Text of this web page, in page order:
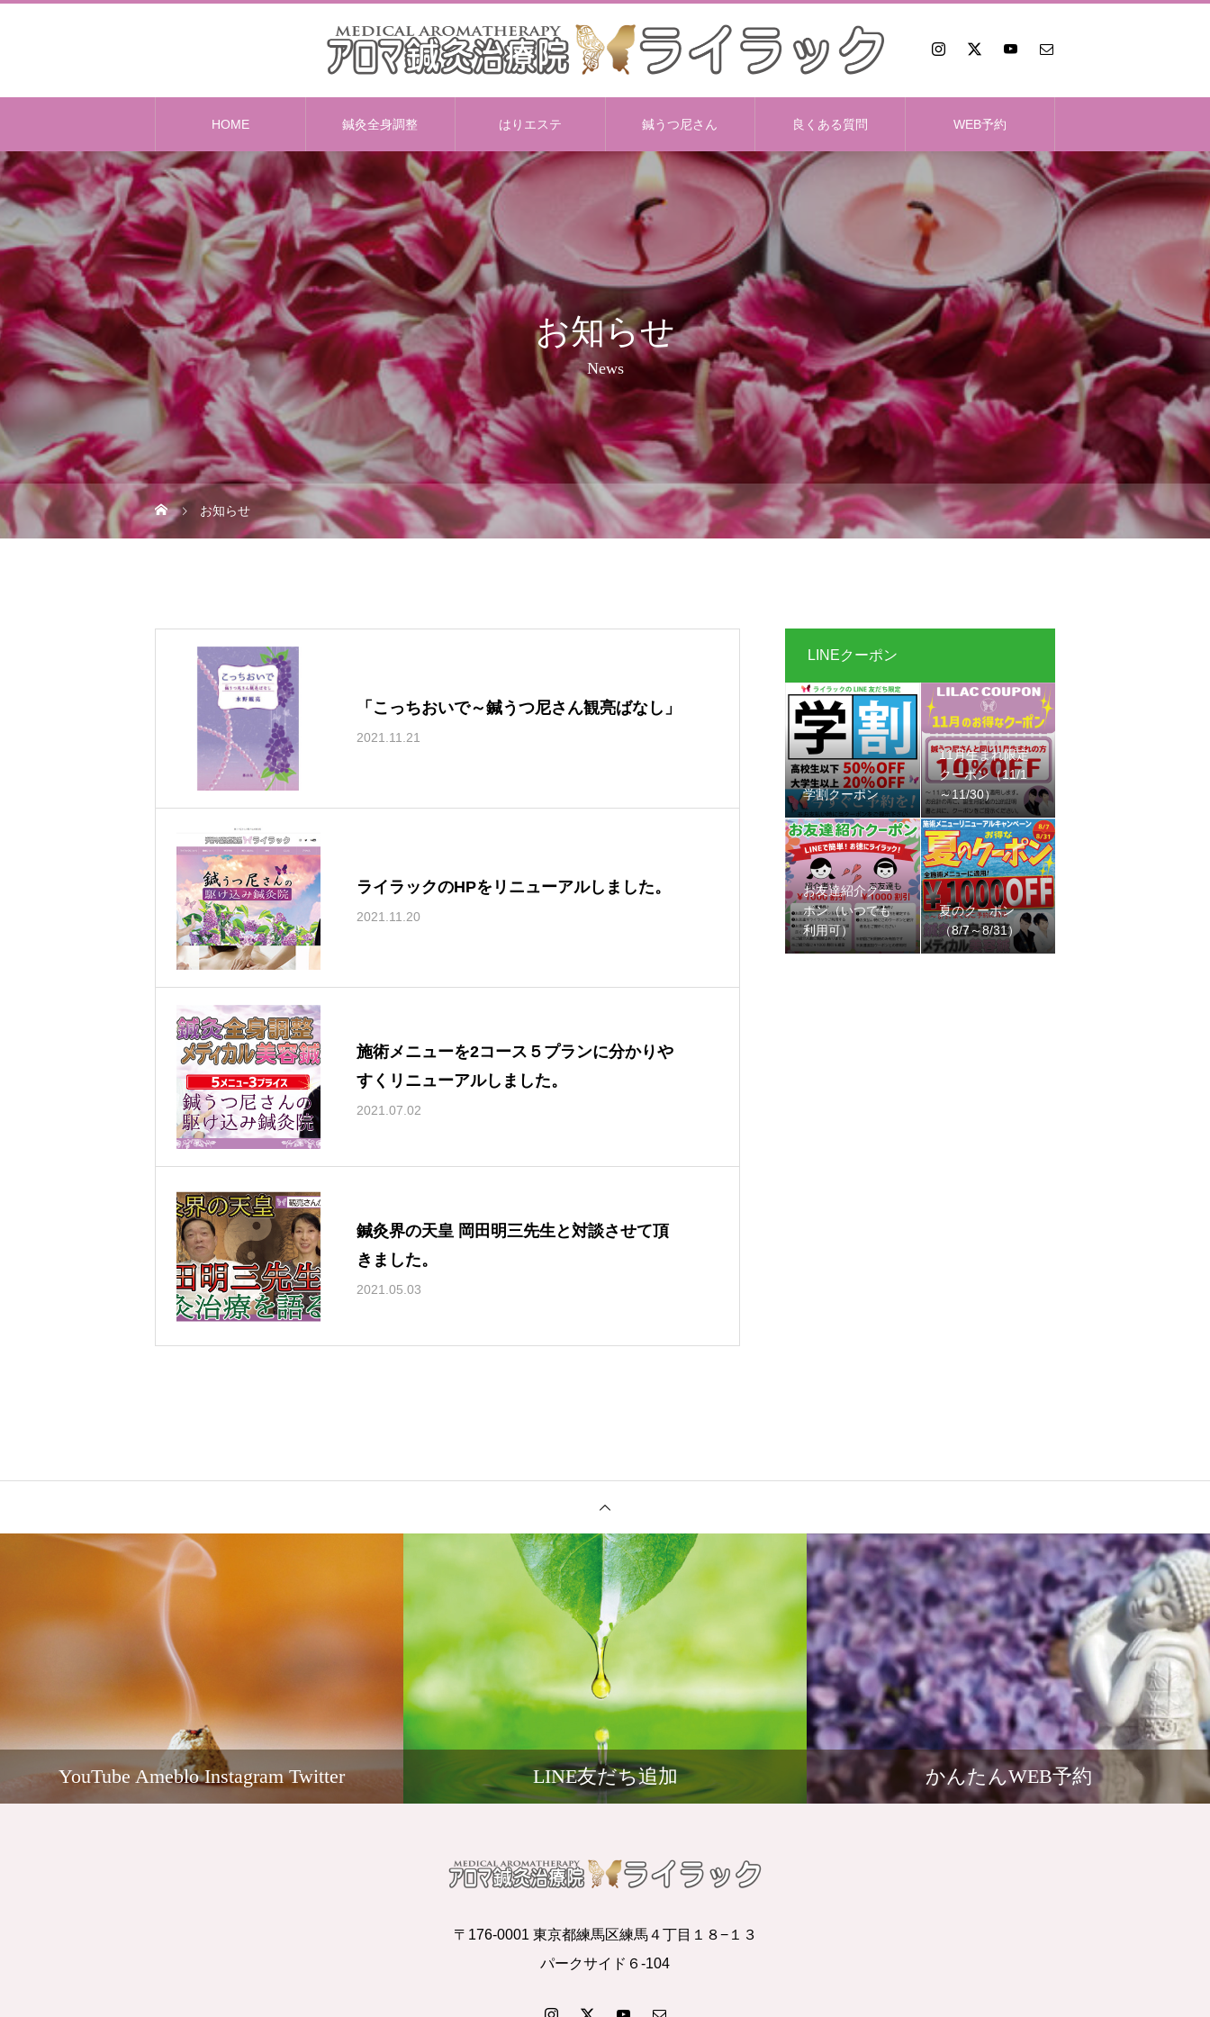
HOME 鍼灸全身調整 はりエステ 鍼うつ尼さん 良くある質問 WEB予約
お知らせ
News
お知らせ
「こっちおいで～鍼うつ尼さん観亮ばなし」
2021.11.21
ライラックのHPをリニューアルしました。
2021.11.20
施術メニューを2コース５プランに分かりや
すくリニューアルしました。
2021.07.02
鍼灸界の天皇 岡田明三先生と対談させて頂
きました。
2021.05.03
LINEクーポン
学割クーポン
11月生まれ限定
クーポン（11/1
～11/30）
お友達紹介クー
ポン（いつでも
利用可）
夏のクーポン
（8/7～8/31）
YouTube Ameblo Instagram Twitter LINE友だち追加 かんたんWEB予約
〒176-0001 東京都練馬区練馬４丁目１８−１３
パークサイド６-104